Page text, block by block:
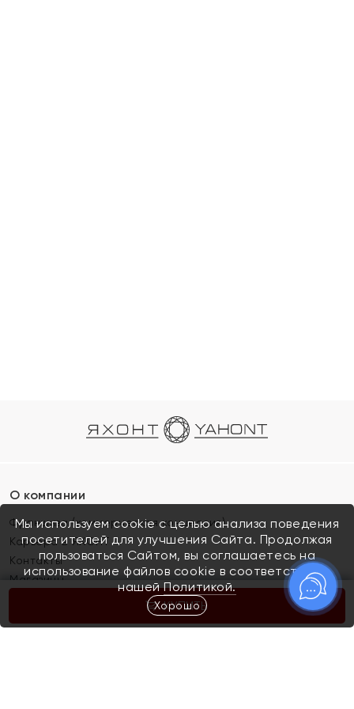
КУПИТЬ
О компании
Франшиза (коммерческая концессия)
Карьера в ЯХОНТ
Контакты
Магазины
Покупателям
Мы используем cookie с целью анализа поведения
посетителей для улучшения Сайта. Продолжая
пользоваться Сайтом, вы соглашаетесь на
использование файлов cookie в соответствии с
нашейПолитикой.
Хорошо